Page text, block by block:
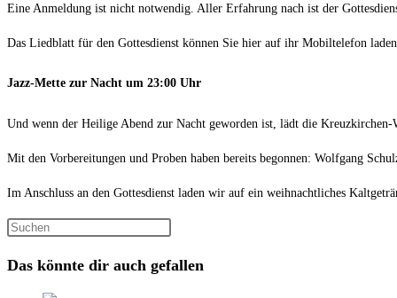
Eine Anmeldung ist nicht notwendig. Aller Erfahrung nach ist der
Das Liedblatt für den Gottesdienst können Sie hier auf ihr Mobiltelefon
Jazz-Mette zur Nacht um 23:00 Uhr
Und wenn der Heilige Abend zur Nacht geworden ist, lädt die
Mit den Vorbereitungen und Proben haben bereits begonnen: Wolfgang
Im Anschluss an den Gottesdienst laden wir auf ein weihnachtliches
Das könnte dir auch gefallen